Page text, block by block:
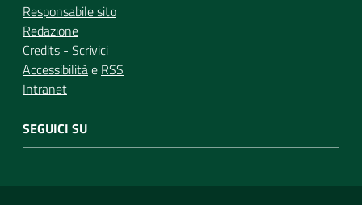
Responsabile sito
Redazione
Credits - Scrivici
Accessibilitàe RSS
Intranet
SEGUICI SU